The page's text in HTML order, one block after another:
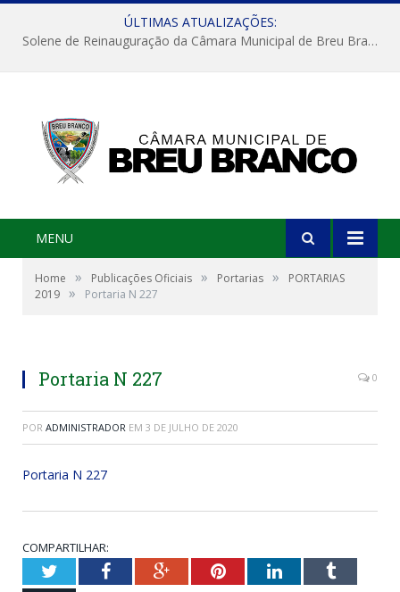
ÚLTIMAS ATUALIZAÇÕES:
Solene de Reinauguração da Câmara Municipal de Breu Branco
MENU
Home » Publicações Oficiais » Portarias »
PORTARIAS
2019 » Portaria N 227
Portaria N 227 0
POR ADMINISTRADOR EM 3 DE JULHO DE 2020
Portaria N 227
COMPARTILHAR:
TwitterFacebookGoogle+PinterestLinkedInTumblr